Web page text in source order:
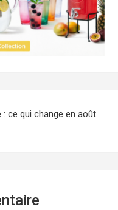
ce qui change en août